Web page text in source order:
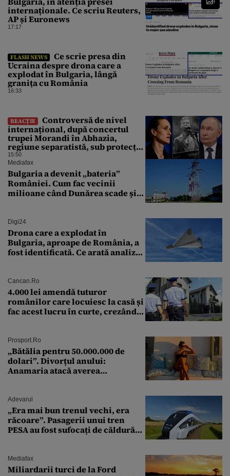
internaționale. Ce scriu Reuters,
AP și Euronews
17:17
FLASH NEWS
Ce scrie presa din
Ucraina despre drona care a
explodat în Bulgaria, lângă
granița cu România
16:33
REACȚIE
Controversă de nivel
internațional, după concertul
trupei Morandi în Abhazia,
regiune separatistă, sub protecția
Rusiei
15:50
Mediafax
Bulgaria a devenit „bateria”
României. Cum fac vecinii
milioane când Dunărea scade și
Digi24
Drona care a explodat în
Bulgaria, aproape de România, a
fost identificată. Ce arată analiza
Cancan.ro
4.000 lei amendă tuturor
românilor care locuiesc la casă și
fac acest lucru în curte, crezând
Prosport.ro
„Bătălia pentru 50.000.000 de
dolari”. Divorțul anului:
Anamaria atacă averea
Adevarul
„Era mai bun trenul vechi, era
răcoare”. Pasagerii unui tren
PESA au fost sufocați de căldură
Mediafax
Miliardarii turci de la Ford